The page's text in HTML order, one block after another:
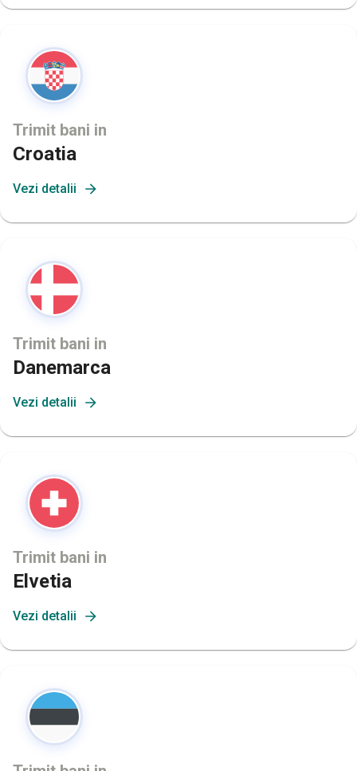
Trimit bani in
Croatia
Vezi detalii
Trimit bani in
Danemarca
Vezi detalii
Trimit bani in
Elvetia
Vezi detalii